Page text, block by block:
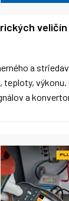
veličín
a
teploty, výkonu.
a